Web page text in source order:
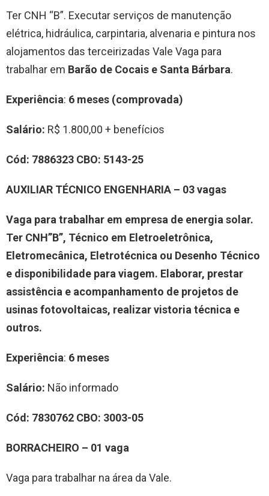
Ter CNH “B”. Executar serviços de manutenção
elétrica, hidráulica, carpintaria, alvenaria e pintura nos
alojamentos das terceirizadas Vale Vaga para
trabalhar em Barão de Cocais e Santa Bárbara.
Experiência: 6 meses (comprovada)
Salário: R$ 1.800,00 + benefícios
Cód: 7886323 CBO: 5143-25
AUXILIAR TÉCNICO ENGENHARIA – 03 vagas
Vaga para trabalhar em empresa de energia solar.
Ter CNH”B”, Técnico em Eletroeletrônica,
Eletromecânica, Eletrotécnica ou Desenho Técnico
e disponibilidade para viagem. Elaborar, prestar
assistência e acompanhamento de projetos de
usinas fotovoltaicas, realizar vistoria técnica e
outros.
Experiência: 6 meses
Salário: Não informado
Cód: 7830762 CBO: 3003-05
BORRACHEIRO – 01 vaga
Vaga para trabalhar na área da Vale.